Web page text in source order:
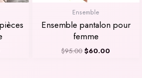
Ensemble
Ensemble pantalon pour
femme
$95.00 $60.00